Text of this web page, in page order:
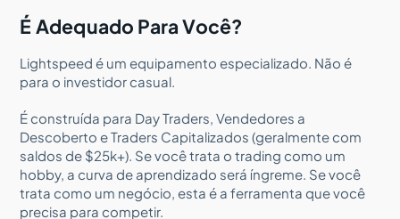
É Adequado Para Você?
Lightspeed é um equipamento especializado. Não é
para o investidor casual.
É construída para Day Traders, Vendedores a
Descoberto e Traders Capitalizados (geralmente com
saldos de $25k+). Se você trata o trading como um
hobby, a curva de aprendizado será íngreme. Se você
trata como um negócio, esta é a ferramenta que você
precisa para competir.